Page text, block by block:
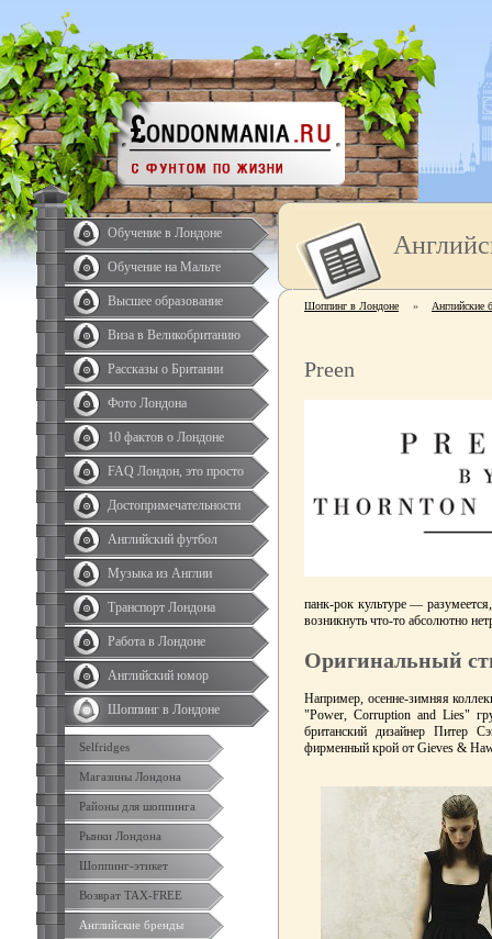
Обучение в Лондоне
Обучение на Мальте
Высшее образование
Виза в Великобританию
Рассказы о Британии
Фото Лондона
10 фактов о Лондоне
FAQ Лондон, это просто
Достопримечательности
Английский футбол
Музыка из Англии
Транспорт Лондона
Работа в Лондоне
Английский юмор
Шоппинг в Лондоне
Selfridges
Магазины Лондона
Районы для шоппинга
Рынки Лондона
Шоппинг-этикет
Возврат TAX-FREE
Английские бренды
Шоппинг в Лондоне » Английские
Preen
панк-рок культуре —
возникнуть что-то абсолютно
Оригинальный
Например, осенне-зимняя
"Power, Corruption and Lies"
британский дизайнер Питер
фирменный крой от Gieves &